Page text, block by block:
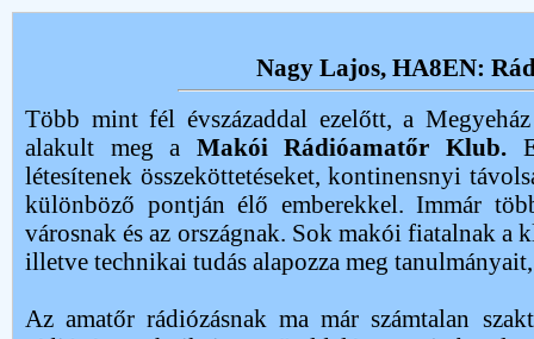
Nagy Lajos, HA8EN:
Több mint fél évszázaddal ezelőtt, a
alakult meg a Makói Rádióamatőr Klub.
létesítenek összeköttetéseket, kontinensnyi
különböző pontján élő emberekkel. Immár
városnak és az országnak. Sok makói fiatalnak a
illetve technikai tudás alapozza meg
Az amatőr rádiózásnak ma már számtalan